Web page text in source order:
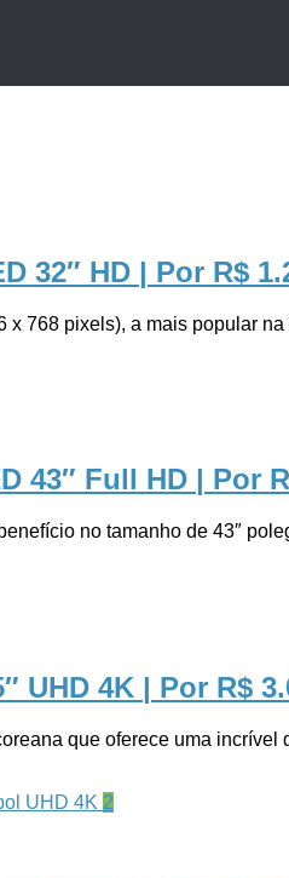
32″ HD | Por R$
768 pixels), a mais popular
43″ Full HD | Por
no tamanho de 43″
UHD 4K | Por R$
que oferece uma
2